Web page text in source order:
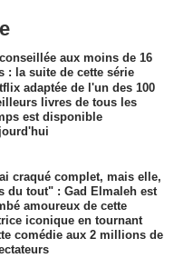
aux moins de 16
: la suite de cette série
adaptée de l'un des 100
livres de tous les
est disponible
craqué complet, mais elle,
du tout" : Gad Elmaleh est
amoureux de cette
iconique en tournant
comédie aux 2 millions de